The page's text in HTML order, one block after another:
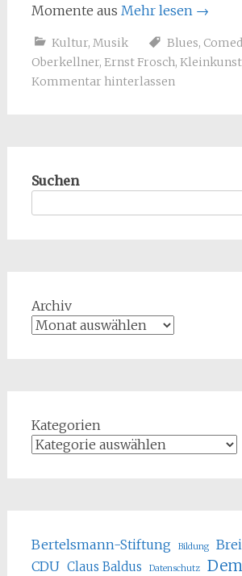
Momente aus Mehr lesen →
Kultur, Musik Blues,
Oberkellner, Ernst Frosch, Kleinkunst
Kommentar hinterlassen
Suchen
Archiv
Kategorien
Bertelsmann-Stiftung Bildung
CDU Claus Baldus Datenschutz